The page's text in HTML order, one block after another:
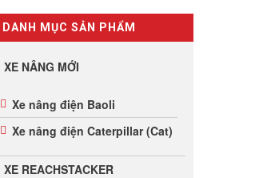
DANH MỤC SẢN PHẨM
XE NÂNG MỚI
Xe nâng điện Baoli
Xe nâng điện Caterpillar (Cat)
XE REACHSTACKER